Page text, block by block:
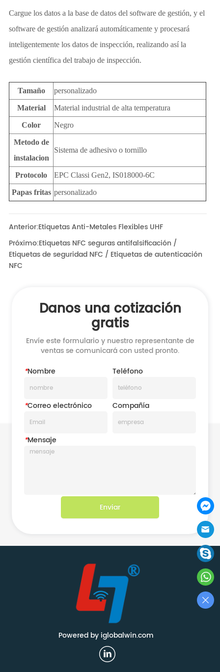
Anterior:Etiquetas Anti-Metales Flexibles UHF
Próximo:Etiquetas NFC seguras antifalsificación /
Etiquetas de seguridad NFC / Etiquetas de autenticación
NFC
Danos una cotización
gratis
Envíe este formulario y nuestro representante de
ventas se comunicará con usted pronto.
*Nombre Teléfono
*Correo electrónico Compañía
*Mensaje
Enviar
Powered by iglobalwin.com